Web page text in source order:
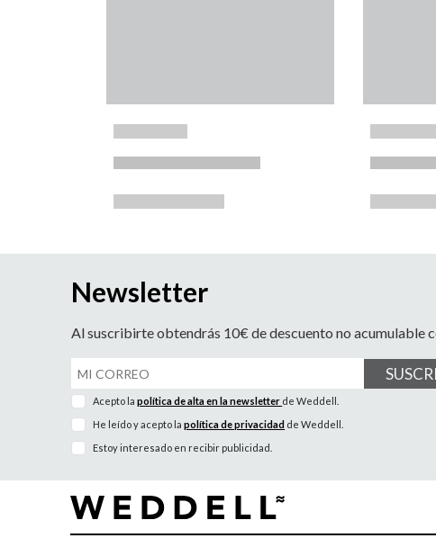
Newsletter
Al suscribirte obtendrás 10€ de descuento no acumulable
Acepto lapolítica de alta en la newsletter de Weddell.
He leído y acepto lapolítica de privacidad de Weddell.
Estoy interesado en recibir publicidad.